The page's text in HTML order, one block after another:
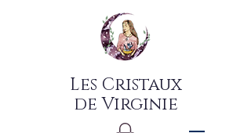
Les Cristaux
de Virginie